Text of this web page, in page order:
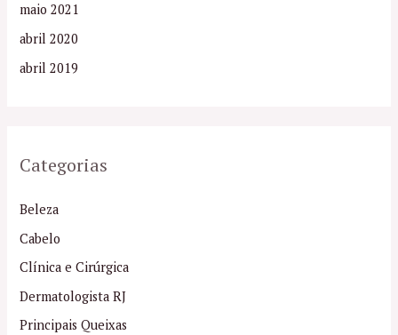
maio 2021
abril 2020
abril 2019
Categorias
Beleza
Cabelo
Clínica e Cirúrgica
Dermatologista RJ
Principais Queixas